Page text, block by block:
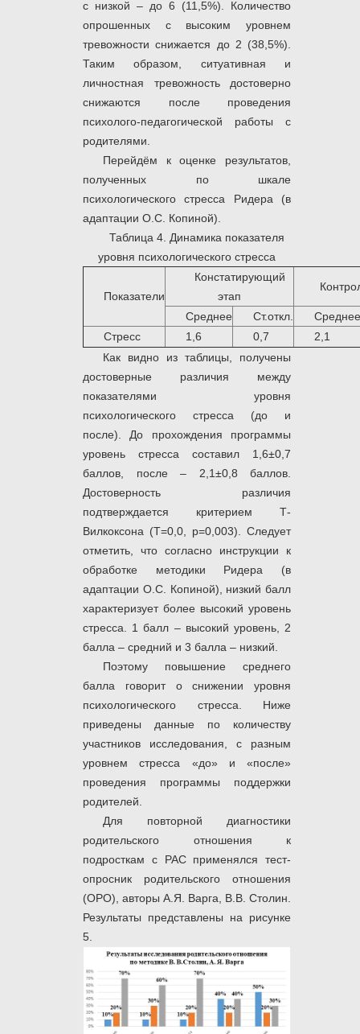
с низкой – до 6 (11,5%). Количество
опрошенных с высоким уровнем
тревожности снижается до 2 (38,5%).
Таким образом, ситуативная и
личностная тревожность достоверно
снижаются после проведения
психолого-педагогической работы с
родителями.
Перейдём к оценке результатов,
полученных по шкале
психологического стресса Ридера (в
адаптации О.С. Копиной).
Таблица 4. Динамика показателя
уровня психологического стресса
Показатели
Констатирующий
этап
Среднее Ст.откл.
Среднее
Стресс
1,6 0,7
2,1
Как видно из таблицы, получены
достоверные различия между
показателями уровня
психологического стресса (до и
после). До прохождения программы
уровень стресса составил 1,6±0,7
баллов, после – 2,1±0,8 баллов.
Достоверность различия
подтверждается критерием Т-
Вилкоксона (Т=0,0, р=0,003). Следует
отметить, что согласно инструкции к
обработке методики Ридера (в
адаптации О.С. Копиной), низкий балл
характеризует более высокий уровень
стресса. 1 балл – высокий уровень, 2
балла – средний и 3 балла – низкий.
Поэтому повышение среднего
балла говорит о снижении уровня
психологического стресса. Ниже
приведены данные по количеству
участников исследования, с разным
уровнем стресса «до» и «после»
проведения программы поддержки
родителей.
Для повторной диагностики
родительского отношения к
подросткам с РАС применялся тест-
опросник родительского отношения
(ОРО), авторы А.Я. Варга, В.В. Столин.
Результаты представлены на рисунке
5.